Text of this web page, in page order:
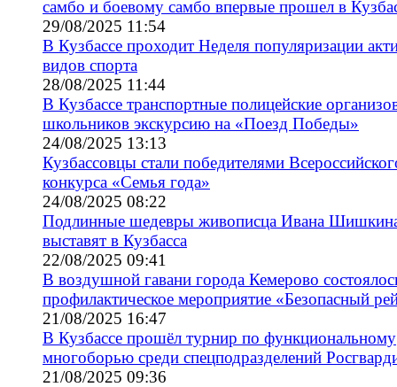
самбо и боевому самбо впервые прошел в
29/08/2025 11:54
В Кузбассе проходит Неделя популяризации
видов спорта
28/08/2025 11:44
В Кузбассе транспортные полицейские
школьников экскурсию на «Поезд Победы»
24/08/2025 13:13
Кузбассовцы стали победителями
конкурса «Семья года»
24/08/2025 08:22
Подлинные шедевры живописца Ивана
выставят в Кузбасса
22/08/2025 09:41
В воздушной гавани города Кемерово
профилактическое мероприятие «Безопасный
21/08/2025 16:47
В Кузбассе прошёл турнир по функциональному
многоборью среди спецподразделений
21/08/2025 09:36